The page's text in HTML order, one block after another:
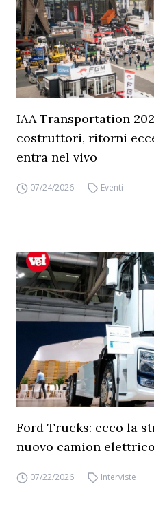
IAA Transportation
costruttori, ritorni
entra nel vivo
07/24/2026 Eventi
Ford Trucks: ecco la
nuovo camion
07/22/2026 Interviste